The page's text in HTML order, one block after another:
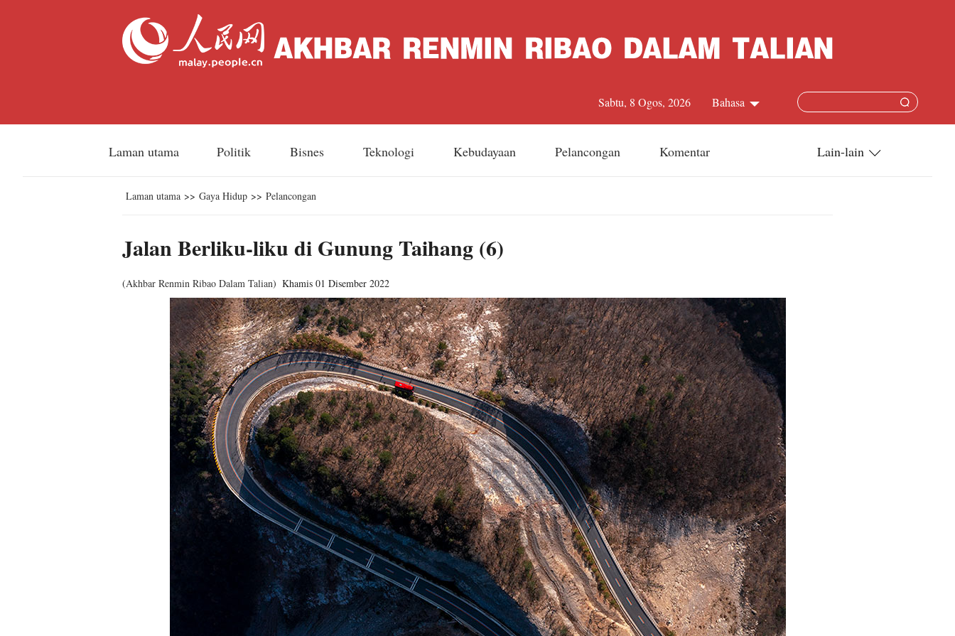
Bahasa
Русский
عربي
한국어
Deutsch
Português
Kiswahili
Italiano
Қазақ тілі
ภาษาไทย
Bahasa Melayu
Sabtu, 8 Ogos, 2026
Laman utama Politik Bisnes Teknologi Kebudayaan Pelancongan Komentar Lain-lain
Laman utama >> Gaya Hidup >> Pelancongan
Jalan Berliku-liku di Gunung Taihang (6)
(Akhbar Renmin Ribao Dalam Talian) Khamis 01 Disember 2022